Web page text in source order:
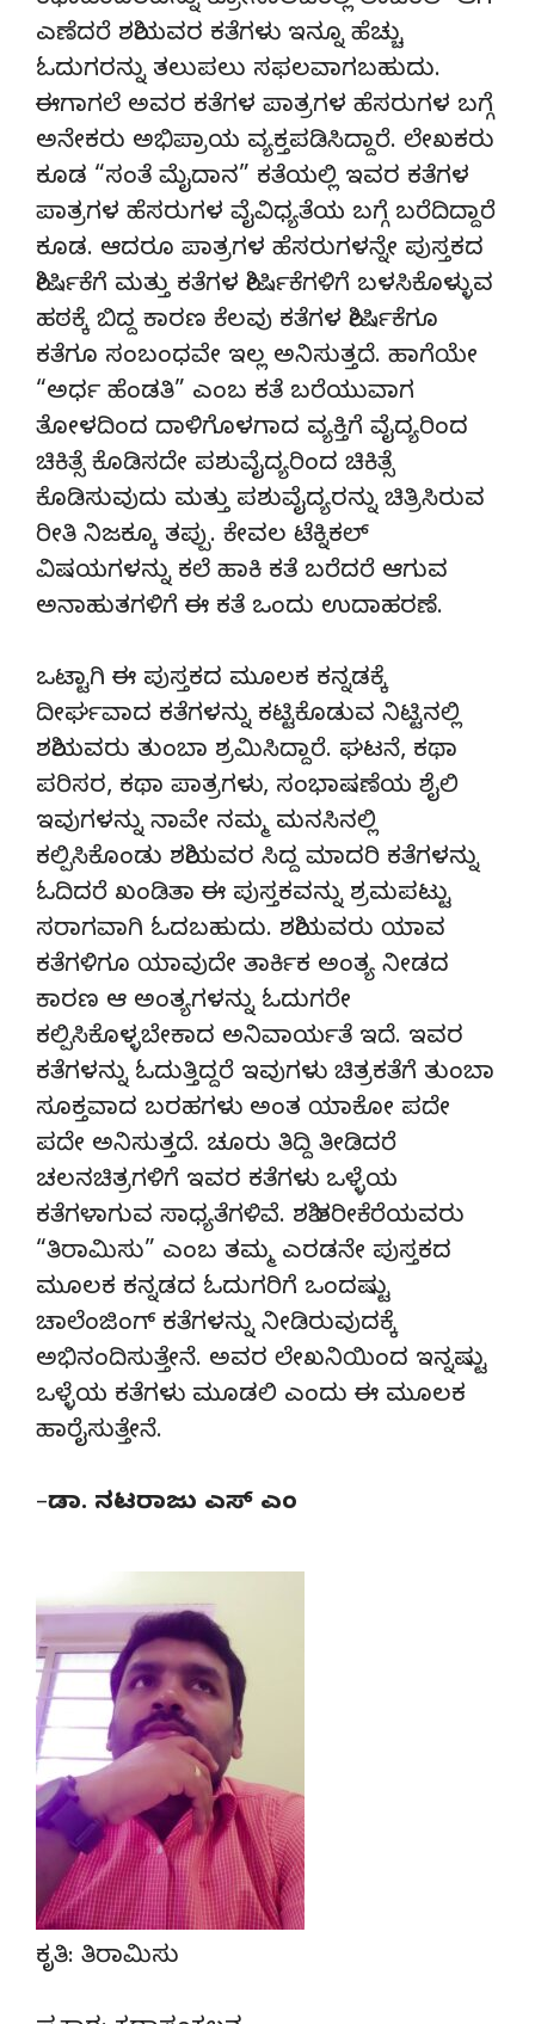
ಎಣೆದರೆ ಶಶಿಯವರ ಕತೆಗಳು ಇನ್ನೂ ಹೆಚ್ಚು
ಓದುಗರನ್ನು ತಲುಪಲು ಸಫಲವಾಗಬಹುದು.
ಈಗಾಗಲೆ ಅವರ ಕತೆಗಳ ಪಾತ್ರಗಳ ಹೆಸರುಗಳ ಬಗ್ಗೆ
ಅನೇಕರು ಅಭಿಪ್ರಾಯ ವ್ಯಕ್ತಪಡಿಸಿದ್ದಾರೆ. ಲೇಖಕರು
ಕೂಡ “ಸಂತೆ ಮೈದಾನ” ಕತೆಯಲ್ಲಿ ಇವರ ಕತೆಗಳ
ಪಾತ್ರಗಳ ಹೆಸರುಗಳ ವೈವಿಧ್ಯತೆಯ ಬಗ್ಗೆ ಬರೆದಿದ್ದಾರೆ
ಕೂಡ. ಆದರೂ ಪಾತ್ರಗಳ ಹೆಸರುಗಳನ್ನೇ ಪುಸ್ತಕದ
ಶೀರ್ಷಿಕೆಗೆ ಮತ್ತು ಕತೆಗಳ ಶೀರ್ಷಿಕೆಗಳಿಗೆ ಬಳಸಿಕೊಳ್ಳುವ
ಹಠಕ್ಕೆ ಬಿದ್ದ ಕಾರಣ ಕೆಲವು ಕತೆಗಳ ಶೀರ್ಷಿಕೆಗೂ
ಕತೆಗೂ ಸಂಬಂಧವೇ ಇಲ್ಲ ಅನಿಸುತ್ತದೆ. ಹಾಗೆಯೇ
“ಅರ್ಧ ಹೆಂಡತಿ” ಎಂಬ ಕತೆ ಬರೆಯುವಾಗ
ತೋಳದಿಂದ ದಾಳಿಗೊಳಗಾದ ವ್ಯಕ್ತಿಗೆ ವೈದ್ಯರಿಂದ
ಚಿಕಿತ್ಸೆ ಕೊಡಿಸದೇ ಪಶುವೈದ್ಯರಿಂದ ಚಿಕಿತ್ಸೆ
ಕೊಡಿಸುವುದು ಮತ್ತು ಪಶುವೈದ್ಯರನ್ನು ಚಿತ್ರಿಸಿರುವ
ರೀತಿ ನಿಜಕ್ಕೂ ತಪ್ಪು. ಕೇವಲ ಟೆಕ್ನಿಕಲ್‌
ವಿಷಯಗಳನ್ನು ಕಲೆ ಹಾಕಿ ಕತೆ ಬರೆದರೆ ಆಗುವ
ಅನಾಹುತಗಳಿಗೆ ಈ ಕತೆ ಒಂದು ಉದಾಹರಣೆ.
ಒಟ್ಟಾಗಿ ಈ ಪುಸ್ತಕದ ಮೂಲಕ ಕನ್ನಡಕ್ಕೆ
ದೀರ್ಘವಾದ ಕತೆಗಳನ್ನು ಕಟ್ಟಿಕೊಡುವ ನಿಟ್ಟಿನಲ್ಲಿ
ಶಶಿಯವರು ತುಂಬಾ ಶ್ರಮಿಸಿದ್ದಾರೆ. ಘಟನೆ, ಕಥಾ
ಪರಿಸರ, ಕಥಾ ಪಾತ್ರಗಳು, ಸಂಭಾಷಣೆಯ ಶೈಲಿ
ಇವುಗಳನ್ನು ನಾವೇ ನಮ್ಮ ಮನಸಿನಲ್ಲಿ
ಕಲ್ಪಿಸಿಕೊಂಡು ಶಶಿಯವರ ಸಿದ್ದ ಮಾದರಿ ಕತೆಗಳನ್ನು
ಓದಿದರೆ ಖಂಡಿತಾ ಈ ಪುಸ್ತಕವನ್ನು ಶ್ರಮಪಟ್ಟು
ಸರಾಗವಾಗಿ ಓದಬಹುದು. ಶಶಿಯವರು ಯಾವ
ಕತೆಗಳಿಗೂ ಯಾವುದೇ ತಾರ್ಕಿಕ ಅಂತ್ಯ ನೀಡದ
ಕಾರಣ ಆ ಅಂತ್ಯಗಳನ್ನು ಓದುಗರೇ
ಕಲ್ಪಿಸಿಕೊಳ್ಳಬೇಕಾದ ಅನಿವಾರ್ಯತೆ ಇದೆ. ಇವರ
ಕತೆಗಳನ್ನು ಓದುತ್ತಿದ್ದರೆ ಇವುಗಳು ಚಿತ್ರಕತೆಗೆ ತುಂಬಾ
ಸೂಕ್ತವಾದ ಬರಹಗಳು ಅಂತ ಯಾಕೋ ಪದೇ
ಪದೇ ಅನಿಸುತ್ತದೆ. ಚೂರು ತಿದ್ದಿ ತೀಡಿದರೆ
ಚಲನಚಿತ್ರಗಳಿಗೆ ಇವರ ಕತೆಗಳು ಒಳ್ಳೆಯ
ಕತೆಗಳಾಗುವ ಸಾಧ್ಯತೆಗಳಿವೆ. ಶಶಿ ತರೀಕೆರೆಯವರು
“ತಿರಾಮಿಸು” ಎಂಬ ತಮ್ಮ ಎರಡನೇ ಪುಸ್ತಕದ
ಮೂಲಕ ಕನ್ನಡದ ಓದುಗರಿಗೆ ಒಂದಷ್ಟು
ಚಾಲೆಂಜಿಂಗ್‌ ಕತೆಗಳನ್ನು ನೀಡಿರುವುದಕ್ಕೆ
ಅಭಿನಂದಿಸುತ್ತೇನೆ. ಅವರ ಲೇಖನಿಯಿಂದ ಇನ್ನಷ್ಟು
ಒಳ್ಳೆಯ ಕತೆಗಳು ಮೂಡಲಿ ಎಂದು ಈ ಮೂಲಕ
ಹಾರೈಸುತ್ತೇನೆ.
–ಡಾ. ನಟರಾಜು ಎಸ್‌ ಎಂ
ಕೃತಿ: ತಿರಾಮಿಸು